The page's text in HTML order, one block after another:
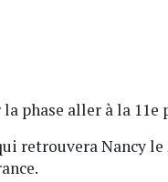
phase aller à la 11e
retrouvera Nancy le